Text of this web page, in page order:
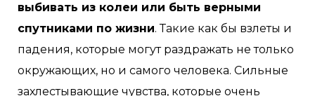
выбивать из колеи или быть верными
спутниками по жизни. Такие как бы взлеты и
падения, которые могут раздражать не только
окружающих, но и самого человека. Сильные
захлестывающие чувства, которые очень